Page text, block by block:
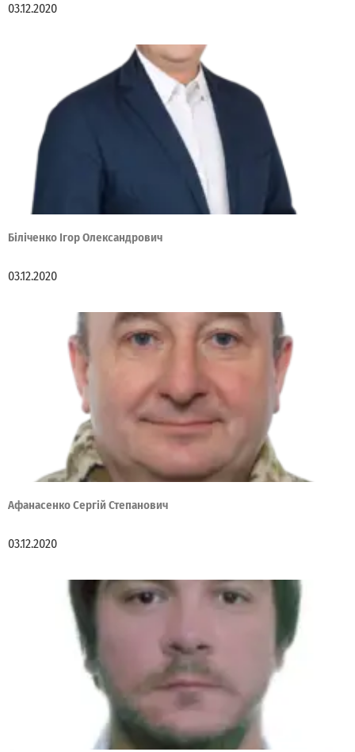
03.12.2020
Біліченко Ігор Олександрович
03.12.2020
Афанасенко Сергій Степанович
03.12.2020